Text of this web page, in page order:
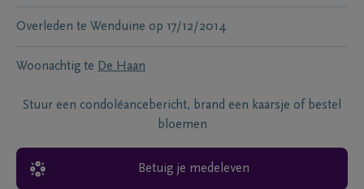
Overleden te Wenduine op 17/12/2014
Woonachtig te De Haan
Stuur een condoléancebericht, brand een kaarsje of bestel
bloemen
Betuig je medeleven